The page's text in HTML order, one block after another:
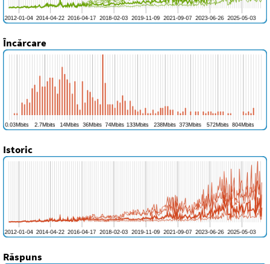
Încărcare
Istoric
Răspuns